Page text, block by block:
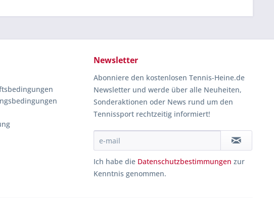
Newsletter
Abonniere den kostenlosen Tennis-Heine.de
Newsletter und werde über alle Neuheiten,
Sonderaktionen oder News rund um den
Tennissport rechtzeitig informiert!
Ich habe die Datenschutzbestimmungen zur
Kenntnis genommen.